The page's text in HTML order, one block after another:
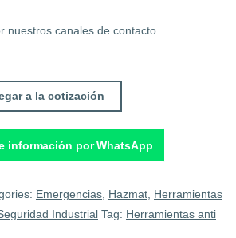
nuestros canales de contacto.
a la cotización
información por WhatsApp
Emergencias Hazmat Herramientas
Industrial Tag: Herramientas anti